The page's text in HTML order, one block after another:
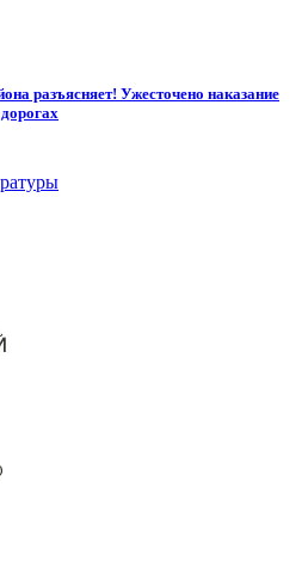
разъясняет! Ужесточено наказание